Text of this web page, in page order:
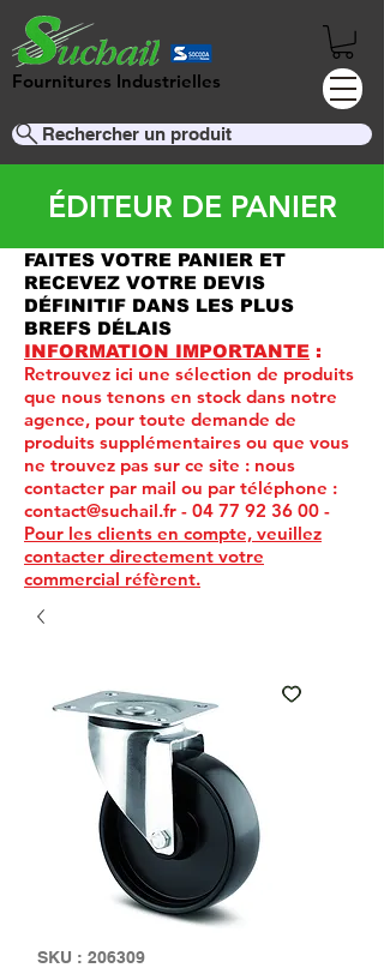
Fournitures Industrielles
Rechercher un produit
ÉDITEUR DE PANIER
FAITES VOTRE PANIER ET
RECEVEZ VOTRE DEVIS
DÉFINITIF DANS LES PLUS
BREFS DÉLAIS
INFORMATION IMPORTANTE :
Retrouvez ici une sélection de produits
que nous tenons en stock dans notre
agence, pour toute demande de
produits supplémentaires ou que vous
ne trouvez pas sur ce site : nous
contacter par mail ou par téléphone :
contact@suchail.fr - 04 77 92 36 00 -
Pour les clients en compte, veuillez
contacter directement votre
commercial réfèrent.
SKU : 206309